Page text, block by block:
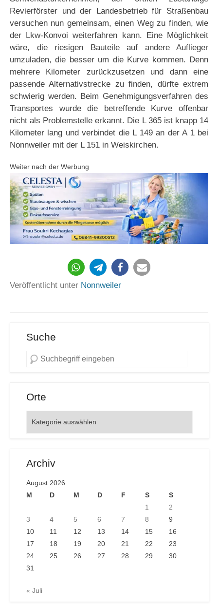
Revierförster und der Landesbetrieb für Straßenbau
versuchen nun gemeinsam, einen Weg zu finden, wie
der Lkw-Konvoi weiterfahren kann. Eine Möglichkeit
wäre, die riesigen Bauteile auf andere Auflieger
umzuladen, die besser um die Kurve kommen. Denn
mehrere Kilometer zurückzusetzen und dann eine
passende Alternativstrecke zu finden, dürfte extrem
schwierig werden. Beim Genehmigungsverfahren des
Transportes wurde die betreffende Kurve offenbar
nicht als Problemstelle erkannt. Die L 365 ist knapp 14
Kilometer lang und verbindet die L 149 an der A 1 bei
Nonnweiler mit der L 151 in Weiskirchen.
Weiter nach der Werbung
Veröffentlicht unter Nonnweiler
Suche
Orte
Archiv
August 2026
M
D M D F S
S
1
2
3
4 5 6 7 8
9
10
11 12 13 14 15
16
17
18 19 20 21 22
23
24
25 26 27 28 29
30
31
« Juli